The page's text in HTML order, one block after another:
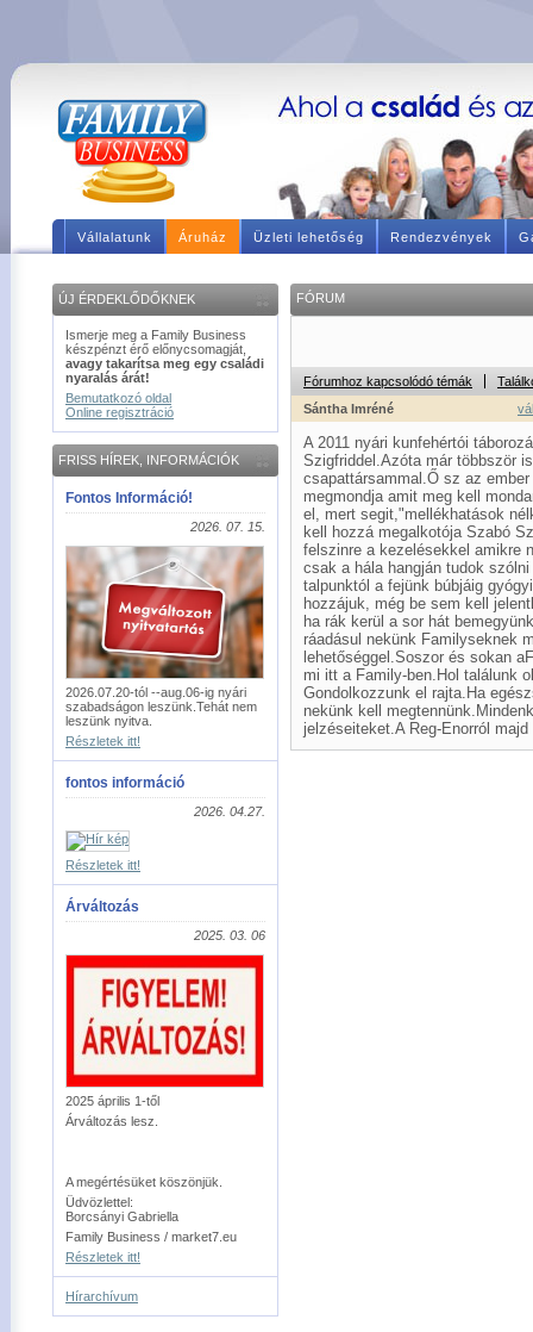
Vállalatunk Áruház Üzleti lehetőség Rendezvények
ÚJ ÉRDEKLŐDŐKNEK
Ismerje meg a Family Business
készpénzt érő előnycsomagját,
avagy takarítsa meg egy családi
nyaralás árát!
Bemutatkozó oldal
Online regisztráció
FRISS HÍREK, INFORMÁCIÓK
Fontos Információ!
2026. 07. 15.
2026.07.20-tól --aug.06-ig nyári
szabadságon leszünk.Tehát nem
leszünk nyitva.
Részletek itt!
fontos információ
2026. 04.27.
Részletek itt!
Árváltozás
2025. 03. 06
2025 április 1-től
Árváltozás lesz.
A megértésüket köszönjük.
Üdvözlettel:
Borcsányi Gabriella
Family Business / market7.eu
Részletek itt!
Hírarchívum
FÓRUM
Fórumhoz kapcsolódó témák
Sántha Imréné
A 2011 nyári kunfehértói
Szigfriddel.Azóta már többször
csapattársammal.Ő sz az
megmondja amit meg kell
el, mert segit,"mellékhatások
kell hozzá megalkotója Szabó
felszinre a kezelésekkel amikre
csak a hála hangján tudok
talpunktól a fejünk búbjáig
hozzájuk, még be sem kell
ha rák kerül a sor hát
ráadásul nekünk Familyseknek
lehetőséggel.Soszor és sokan
mi itt a Family-ben.Hol találunk
Gondolkozzunk el rajta.Ha
nekünk kell
jelzéseiteket.A Reg-Enorról